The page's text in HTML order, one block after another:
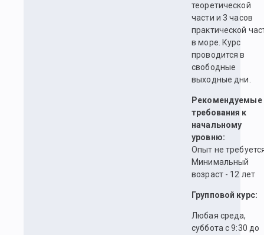
теоретической
части и 3 часов
практической
в море. Курс
проводится в
свободные
выходные дни.
Рекомендуемые
требования к
начальному
уровню:
Опыт не
Минимальный
возраст - 12 лет
Групповой курс:
Любая среда,
суббота с 9:30 до